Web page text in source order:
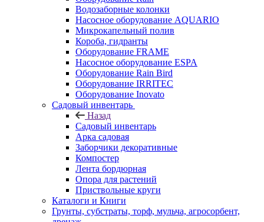
Водозаборные колонки
Насосное оборудование AQUARIO
Микрокапельный полив
Короба, гидранты
Оборудование FRAME
Насосное оборудование ESPA
Оборудование Rain Bird
Оборудование IRRITEC
Оборудование Inovato
Садовый инвентарь
Назад
Садовый инвентарь
Арка садовая
Заборчики декоративные
Компостер
Лента бордюрная
Опора для растений
Приствольные круги
Каталоги и Книги
Грунты, субстраты, торф, мульча, агросорбент,